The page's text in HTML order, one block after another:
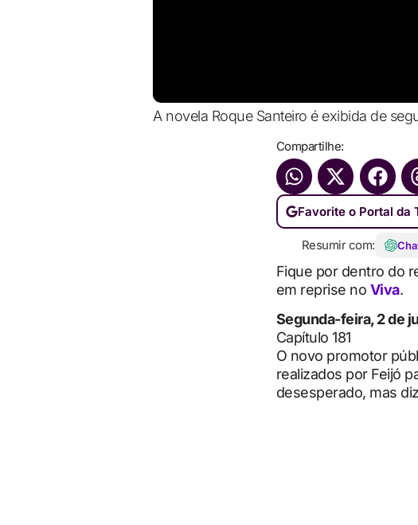
A novela Roque Santeiro é exibida de
Compartilhe:
Favorite o Portal da
Resumir com:
Fique por dentro do
em reprise no Viva.
Segunda-feira, 2 de
Capítulo 181
O novo promotor
realizados por Feijó
desesperado, mas